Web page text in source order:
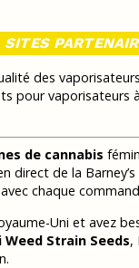
SITES
des
pour vaporisateurs
de cannabis
direct de la
chaque
Uni et avez
Weed Strain Seeds,